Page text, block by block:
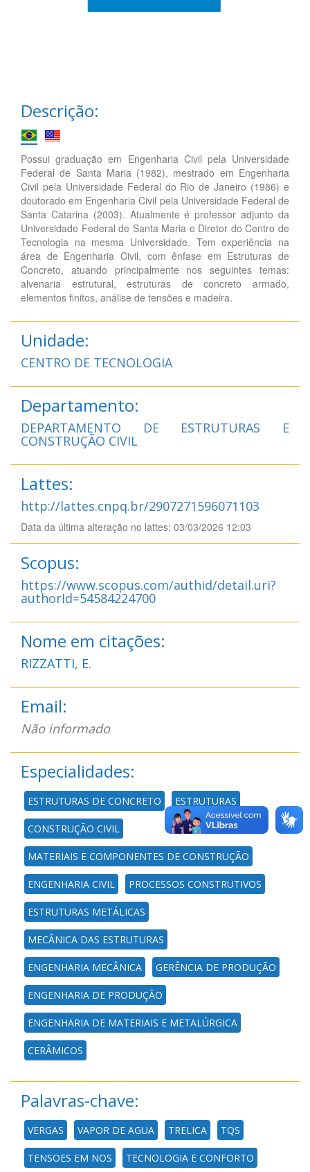
Descrição:
Possui graduação em Engenharia Civil pela Universidade
Federal de Santa Maria (1982), mestrado em Engenharia
Civil pela Universidade Federal do Rio de Janeiro (1986) e
doutorado em Engenharia Civil pela Universidade Federal de
Santa Catarina (2003). Atualmente é professor adjunto da
Universidade Federal de Santa Maria e Diretor do Centro de
Tecnologia na mesma Universidade. Tem experiência na
área de Engenharia Civil, com ênfase em Estruturas de
Concreto, atuando principalmente nos seguintes temas:
alvenaria estrutural, estruturas de concreto armado,
elementos finitos, análise de tensões e madeira.
Unidade:
CENTRO DE TECNOLOGIA
Departamento:
DEPARTAMENTO DE ESTRUTURAS E
CONSTRUÇÃO CIVIL
Lattes:
http://lattes.cnpq.br/2907271596071103
Data da última alteração no lattes: 03/03/2026 12:03
Scopus:
https://www.scopus.com/authid/detail.uri?
authorId=54584224700
Nome em citações:
RIZZATTI, E.
Email:
Não informado
Especialidades:
ESTRUTURAS DE CONCRETO ESTRUTURAS
CONSTRUÇÃO CIVIL
MATERIAIS E COMPONENTES DE CONSTRUÇÃO
ENGENHARIA CIVIL PROCESSOS CONSTRUTIVOS
ESTRUTURAS METÁLICAS
MECÂNICA DAS ESTRUTURAS
ENGENHARIA MECÂNICA GERÊNCIA DE PRODUÇÃO
ENGENHARIA DE PRODUÇÃO
ENGENHARIA DE MATERIAIS E METALÚRGICA
CERÂMICOS
Palavras-chave:
VERGAS VAPOR DE AGUA TRELICA TQS
TENSOES EM NOS TECNOLOGIA E CONFORTO